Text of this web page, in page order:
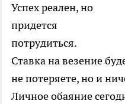
Успех реален, но
придется
потрудиться.
Ставка на везение
не потеряете, но и
Личное обаяние